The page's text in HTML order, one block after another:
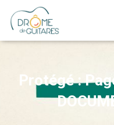
Protégé :